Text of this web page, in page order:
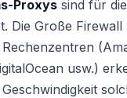
Proxys sind für
Die Große Firewall
usw.)